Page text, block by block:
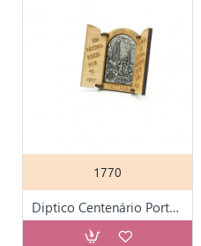
1770
Diptico Centenário Portas Dec. Aparição Metal